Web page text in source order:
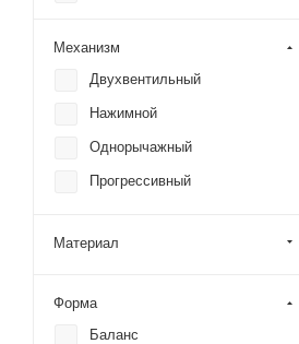
Механизм
Двухвентильный
Нажимной
Однорычажный
Прогрессивный
Материал
Форма
Баланс